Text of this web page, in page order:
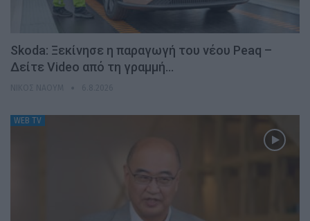
Skoda: Ξεκίνησε η παραγωγή του νέου Peaq –
Δείτε Video από τη γραμμή…
WEB TV